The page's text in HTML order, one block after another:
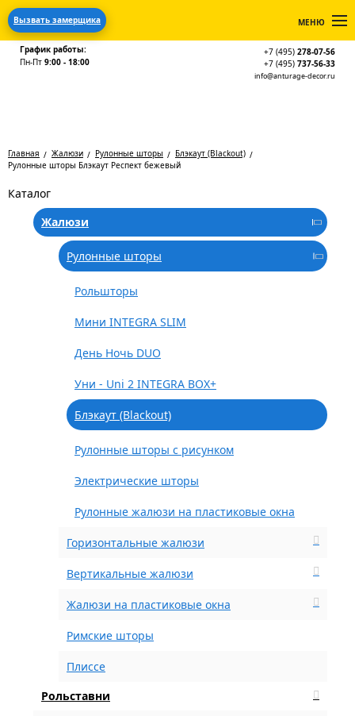
Вызвать замерщика МЕНЮ
График работы:
Пн-Пт 9:00 - 18:00
+7 (495) 278-07-56
+7 (495) 737-56-33
info@anturage-decor.ru
Главная Жалюзи Рулонные шторы
Блэкаут (Blackout)
Рулонные шторы Блэкаут Респект бежевый
Каталог
Жалюзи
Рулонные шторы
Рольшторы
Мини INTEGRA SLIM
День Ночь DUO
Уни - Uni 2 INTEGRA BOX+
Блэкаут (Blackout)
Рулонные шторы с рисунком
Электрические шторы
Рулонные жалюзи на пластиковые окна
Горизонтальные жалюзи
Вертикальные жалюзи
Жалюзи на пластиковые окна
Римские шторы
Плиссе
Рольставни